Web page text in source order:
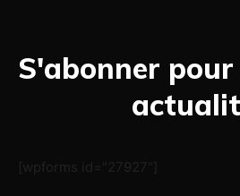
S'abonner
[wpforms id="27927"]